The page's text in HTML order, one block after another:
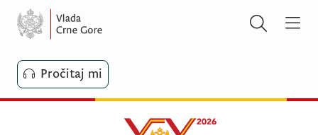
Pročitaj mi